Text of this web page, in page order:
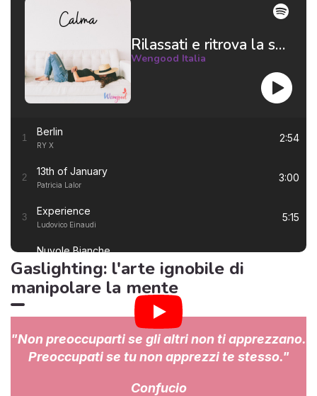
Rilassati e ritrova la serenità 😌
Wengood Italia
1 Berlin
RY X
2:54
2 13th of January
Patricia Lalor
3:00
3 Experience
Ludovico Einaudi
5:15
Nuvole Bianche
Ludovico Einaudi
5 Una Mattina
6
Ludovico Einaudi
6:50
Gaslighting: l'arte ignobile di
manipolare la mente
"Non preoccuparti se gli altri non ti apprezzano.
Preoccupati se tu non apprezzi te stesso."
Confucio